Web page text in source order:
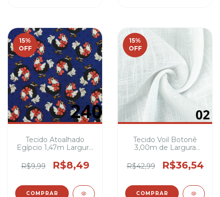
15%
OFF
Tecido Atoalhado
Egípcio 1,47m Largura,
Variedade de
Estampas
R$9,99 R$8,49
COMPRAR
15%
OFF
Tecido Voil Botonê
3,00m de Largura
Cortinas e Decoração
R$42,99 R$36,54
COMPRAR